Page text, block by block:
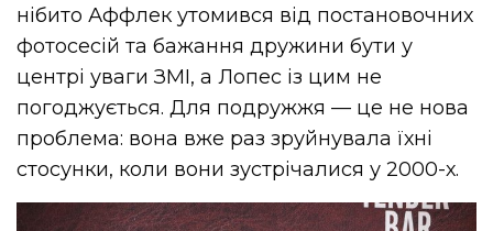
нібито Аффлек утомився від постановочних
фотосесій та бажання дружини бути у
центрі уваги ЗМІ, а Лопес із цим не
погоджується. Для подружжя — це не нова
проблема: вона вже раз зруйнувала їхні
стосунки, коли вони зустрічалися у 2000-х.